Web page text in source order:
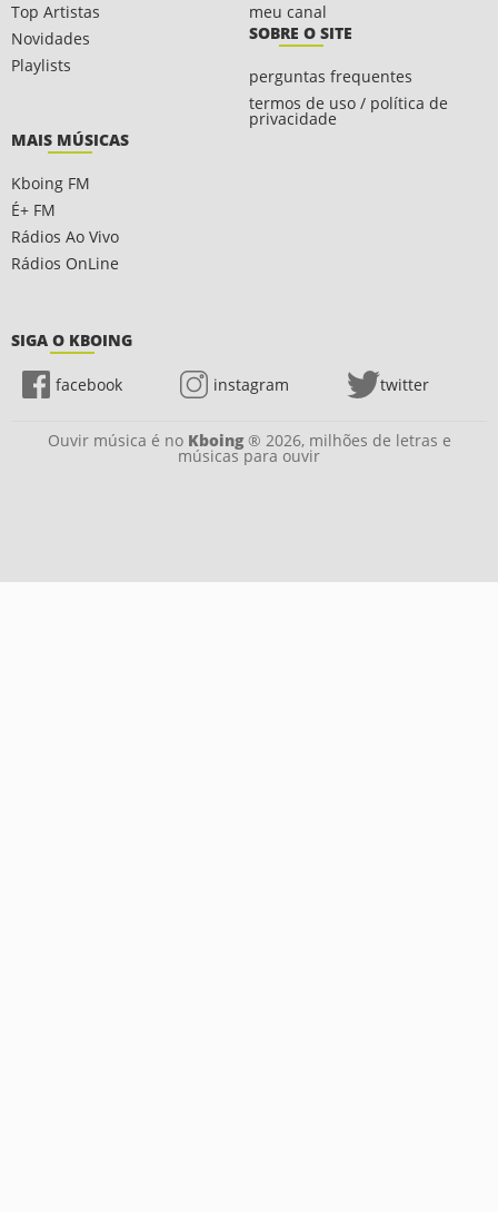
Top Artistas
Novidades
Playlists
meu canal
SOBRE O SITE
perguntas frequentes
termos de uso / política de
privacidade
MAIS MÚSICAS
Kboing FM
É+ FM
Rádios Ao Vivo
Rádios OnLine
SIGA O KBOING
facebook instagram twitter
Ouvir música é no Kboing® 2026, milhões de letras e
músicas para ouvir